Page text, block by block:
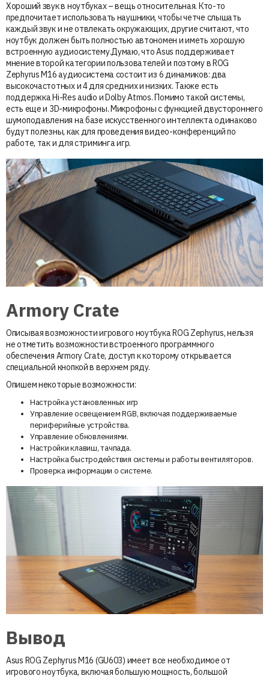
Хороший звук в ноутбуках – вещь относительная. Кто-то
предпочитает использовать наушники, чтобы четче слышать
каждый звук и не отвлекать окружающих, другие считают, что
ноутбук должен быть полностью автономен и иметь хорошую
встроенную аудиосистему.Думаю, что Asus поддерживает
мнение второй категории пользователей и поэтому в ROG
Zephyrus M16 аудиосистема состоит из 6 динамиков: два
высокочастотных и 4 для средних и низких. Также есть
поддержка Hi-Res audio и Dolby Atmos. Помимо такой системы,
есть еще и 3D-микрофоны. Микрофоны с функцией двустороннего
шумоподавления на базе искусственного интеллекта одинаково
будут полезны, как для проведения видео-конференций по
работе, так и для стриминга игр.
Armory Crate
Описывая возможности игрового ноутбука ROG Zephyrus, нельзя
не отметить возможности встроенного программного
обеспечения Armory Crate, доступ к которому открывается
специальной кнопкой в верхнем ряду.
Опишем некоторые возможности:
Настройка установленных игр
Управление освещением RGB, включая поддерживаемые
периферийные устройства.
Управление обновлениями.
Настройки клавиш, тачпада.
Настройка быстродействия системы и работы вентиляторов.
Проверка информации о системе.
Вывод
Asus ROG Zephyrus M16 (GU603) имеет все необходимое от
игрового ноутбука, включая большую мощность, большой